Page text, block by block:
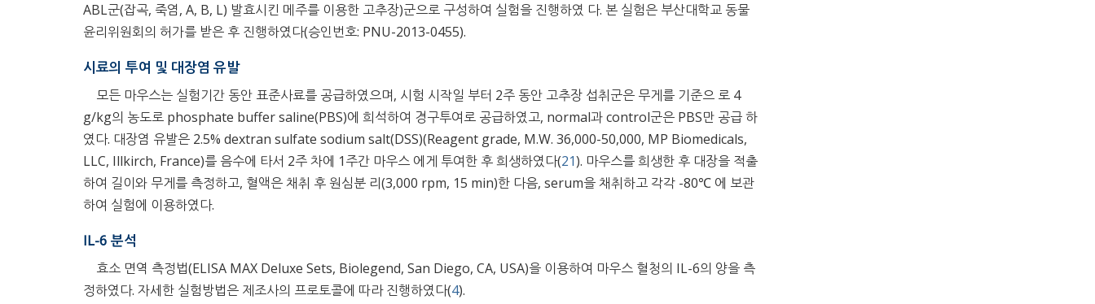
ABL군(잡곡, 죽염, A, B, L) 발효시킨 메주를 이용한 고추장)군으로 구성하여 실험을 진행하였 다. 본 실험은 부산대학교 동물
윤리위원회의 허가를 받은 후 진행하였다(승인번호: PNU-2013-0455).
시료의 투여 및 대장염 유발
모든 마우스는 실험기간 동안 표준사료를 공급하였으며, 시험 시작일 부터 2주 동안 고추장 섭취군은 무게를 기준으 로 4
g/kg의 농도로 phosphate buffer saline(PBS)에 희석하여 경구투여로 공급하였고, normal과 control군은 PBS만 공급 하
였다. 대장염 유발은 2.5% dextran sulfate sodium salt(DSS)(Reagent grade, M.W. 36,000-50,000, MP Biomedicals,
LLC, Illkirch, France)를 음수에 타서 2주 차에 1주간 마우스 에게 투여한 후 희생하였다(21). 마우스를 희생한 후 대장을 적출
하여 길이와 무게를 측정하고, 혈액은 채취 후 원심분 리(3,000 rpm, 15 min)한 다음, serum을 채취하고 각각 -80℃ 에 보관
하여 실험에 이용하였다.
IL-6 분석
효소 면역 측정법(ELISA MAX Deluxe Sets, Biolegend, San Diego, CA, USA)을 이용하여 마우스 혈청의 IL-6의 양을 측
정하였다. 자세한 실험방법은 제조사의 프로토콜에 따라 진행하였다(4).